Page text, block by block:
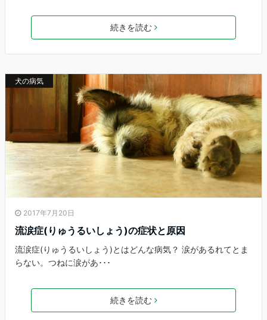
続きを読む
犬の病気
2017年7月20日
流涙症(りゅうるいしょう)の症状と原因
流涙症(りゅうるいしょう)とはどんな病気？ 涙があるれてとま
らない。つねに涙があ･･･
続きを読む